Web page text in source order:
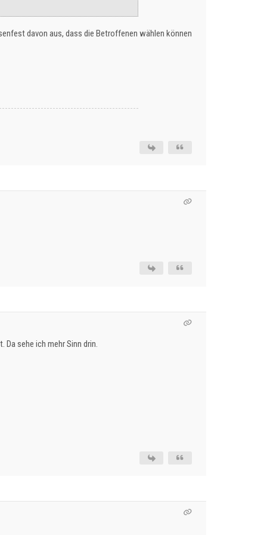
davon aus, dass die Betroffenen wählen können
sehe ich mehr Sinn drin.